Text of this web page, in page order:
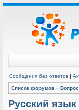
Сообщения без ответов |
Список форумов »
Русский